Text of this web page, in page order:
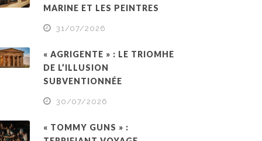
MARINE ET LES PEINTRES
31/07/2026
« AGRIGENTE » : LE TRIOMHE
DE L’ILLUSION
SUBVENTIONNÉE
30/07/2026
« TOMMY GUNS » :